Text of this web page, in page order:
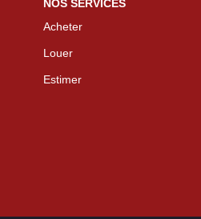
NOS SERVICES
Acheter
Louer
Estimer